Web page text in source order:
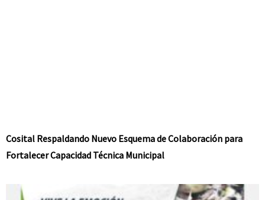
Cosital Respaldando Nuevo Esquema de Colaboración para
Fortalecer Capacidad Técnica Municipal